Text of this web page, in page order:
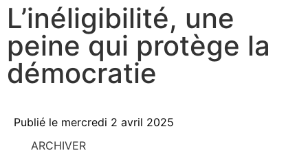
L’inéligibilité, une
peine qui protège la
démocratie
Publié le mercredi 2 avril 2025
ARCHIVER